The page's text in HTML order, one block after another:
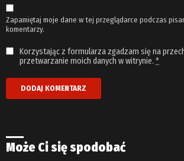
Zapamiętaj moje dane w tej przeglądarce podczas
komentarzy.
Korzystając z formularza zgadzam się na
przetwarzanie moich danych w witrynie. *
Może Ci się spodobać